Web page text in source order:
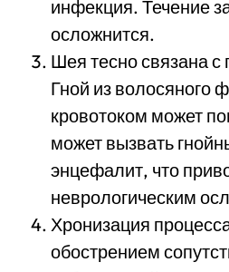
инфекция. Течение
осложнится.
Шея тесно связана
Гной из волосяного
кровотоком может
может вызвать
энцефалит, что
неврологическим
Хронизация
обострением